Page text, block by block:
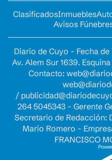
ClasificadosInmuebles
Avisos
Diario de Cuyo - Fecha
Av. Alem Sur 1639.
Contacto:
/
264 5045343 - Gerente
Secretario de Redacción:
Mario Romero -
FRANCISCO